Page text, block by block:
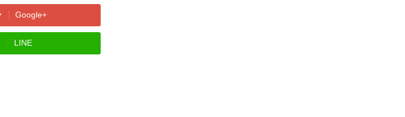
Google+
LINE